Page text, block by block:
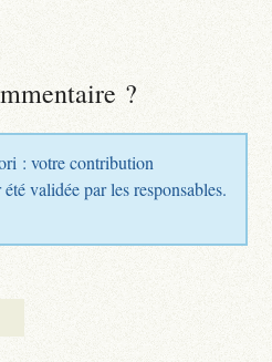
?
: votre contribution
validée par les responsables.